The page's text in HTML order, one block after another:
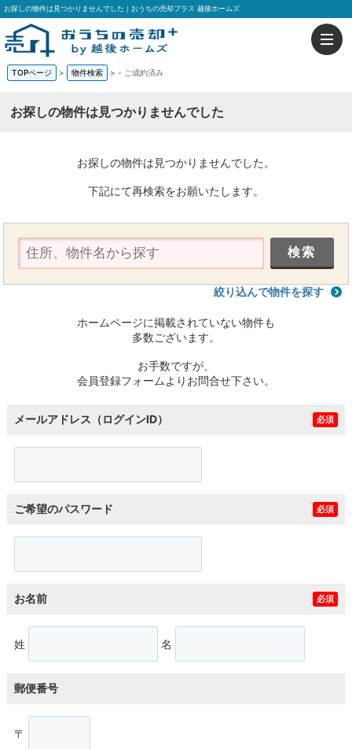
お探しの物件は見つかりませんでした｜おうちの売却プラス 越後ホームズ
TOPページ > 物件検索 > - ご成約済み
お探しの物件は見つかりませんでした
お探しの物件は見つかりませんでした。
下記にて再検索をお願いたします。
絞り込んで物件を探す
ホームページに掲載されていない物件も
多数ございます。
お手数ですが、
会員登録フォームよりお問合せ下さい。
メールアドレス（ログインID） 必須
ご希望のパスワード 必須
お名前 必須
姓 名
郵便番号
〒